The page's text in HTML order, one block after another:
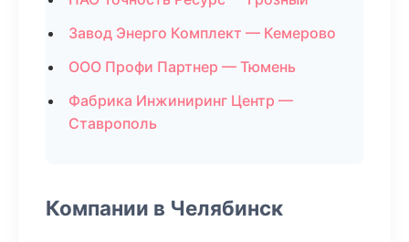
Завод Энерго Комплект — Кемерово
ООО Профи Партнер — Тюмень
Фабрика Инжиниринг Центр —
Ставрополь
Компании в Челябинск